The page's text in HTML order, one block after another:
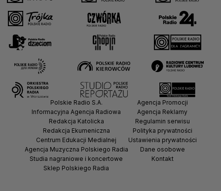
Polskie Radio S.A.
Informacyjna Agencja Radiowa
Redakcja Katolicka
Redakcja Ekumeniczna
Centrum Edukacji Medialnej
Agencja Muzyczna Polskiego Radia
Studia nagraniowe i koncertowe
Sklep Polskiego Radia
Agencja Promocji
Agencja Reklamy
Regulamin serwisu
Polityka prywatności
Ustawienia prywatności
Dane osobowe
Kontakt